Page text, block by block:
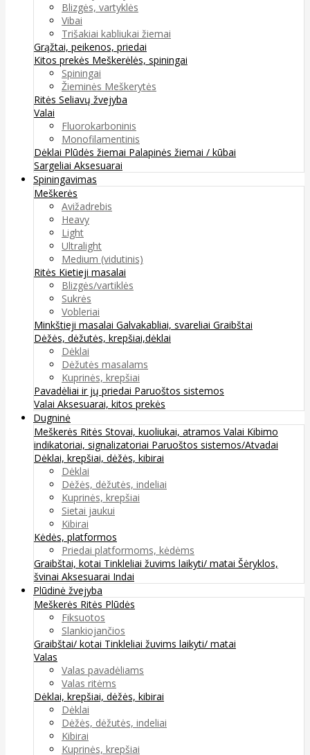
Blizgės, vartyklės
Vibai
Trišakiai kabliukai žiemai
Grąžtai, peikenos, priedai
Kitos prekės Meškerėlės, spiningai
Spiningai
Žieminės Meškerytės
Ritės Seliavų žvejyba
Valai
Fluorokarboninis
Monofilamentinis
Dėklai Plūdės žiemai Palapinės žiemai / kūbai
Sargeliai Aksesuarai
Spiningavimas
Meškerės
Avižadrebis
Heavy
Light
Ultralight
Medium (vidutinis)
Ritės Kietieji masalai
Blizgės/vartiklės
Sukrės
Vobleriai
Minkštieji masalai Galvakabliai, svareliai Graibštai
Dėžės, dėžutės, krepšiai,dėklai
Dėklai
Dėžutės masalams
Kuprinės, krepšiai
Pavadėliai ir jų priedai Paruoštos sistemos
Valai Aksesuarai, kitos prekės
Dugninė
Meškerės Ritės Stovai, kuoliukai, atramos Valai Kibimo
indikatoriai, signalizatoriai Paruoštos sistemos/Atvadai
Dėklai, krepšiai, dėžės, kibirai
Dėklai
Dėžės, dėžutės, indeliai
Kuprinės, krepšiai
Sietai jaukui
Kibirai
Kėdės, platformos
Priedai platformoms, kėdėms
Graibštai, kotai Tinkleliai žuvims laikyti/ matai Šėryklos,
švinai Aksesuarai Indai
Plūdinė žvejyba
Meškerės Ritės Plūdės
Fiksuotos
Slankiojančios
Graibštai/ kotai Tinkleliai žuvims laikyti/ matai
Valas
Valas pavadėliams
Valas ritėms
Dėklai, krepšiai, dėžės, kibirai
Dėklai
Dėžės, dėžutės, indeliai
Kibirai
Kuprinės, krepšiai